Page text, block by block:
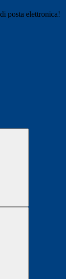
posta elettronica!